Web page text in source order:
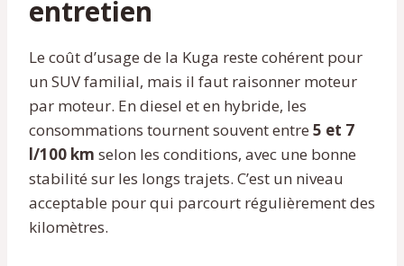
entretien
Le coût d’usage de la Kuga reste cohérent pour
un SUV familial, mais il faut raisonner moteur
par moteur. En diesel et en hybride, les
consommations tournent souvent entre 5 et 7
l/100 km selon les conditions, avec une bonne
stabilité sur les longs trajets. C’est un niveau
acceptable pour qui parcourt régulièrement des
kilomètres.